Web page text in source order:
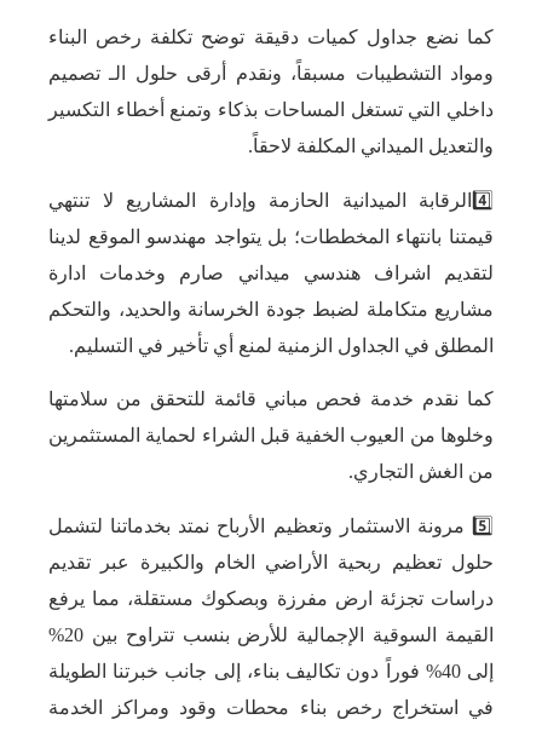
كما نضع جداول كميات دقيقة توضح تكلفة رخص البناء
ومواد التشطيبات مسبقاً، ونقدم أرقى حلول الـ تصميم
داخلي التي تستغل المساحات بذكاء وتمنع أخطاء التكسير
والتعديل الميداني المكلفة لاحقاً.
4️⃣الرقابة الميدانية الحازمة وإدارة المشاريع لا تنتهي
قيمتنا بانتهاء المخططات؛ بل يتواجد مهندسو الموقع لدينا
لتقديم اشراف هندسي ميداني صارم وخدمات ادارة
مشاريع متكاملة لضبط جودة الخرسانة والحديد، والتحكم
المطلق في الجداول الزمنية لمنع أي تأخير في التسليم.
كما نقدم خدمة فحص مباني قائمة للتحقق من سلامتها
وخلوها من العيوب الخفية قبل الشراء لحماية المستثمرين
من الغش التجاري.
5️⃣ مرونة الاستثمار وتعظيم الأرباح نمتد بخدماتنا لتشمل
حلول تعظيم ربحية الأراضي الخام والكبيرة عبر تقديم
دراسات تجزئة ارض مفرزة وبصكوك مستقلة، مما يرفع
القيمة السوقية الإجمالية للأرض بنسب تتراوح بين 20%
إلى 40% فوراً دون تكاليف بناء، إلى جانب خبرتنا الطويلة
في استخراج رخص بناء محطات وقود ومراكز الخدمة